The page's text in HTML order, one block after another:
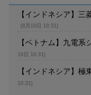
【インドネシア】
(8月10日 10:31)
【ベトナム】九電
10日 10:31)
【インドネシア】
10:31)